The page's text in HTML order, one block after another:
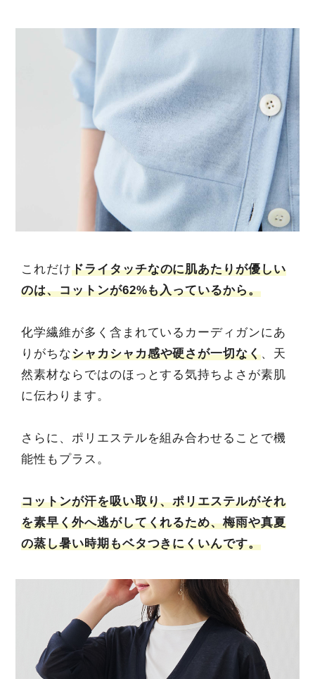
これだけドライタッチなのに肌あたりが優しい
のは、コットンが62%も入っているから。
化学繊維が多く含まれているカーディガンにあ
りがちなシャカシャカ感や硬さが一切なく、天
然素材ならではのほっとする気持ちよさが素肌
に伝わります。
さらに、ポリエステルを組み合わせることで機
能性もプラス。
コットンが汗を吸い取り、ポリエステルがそれ
を素早く外へ逃がしてくれるため、梅雨や真夏
の蒸し暑い時期もベタつきにくいんです。